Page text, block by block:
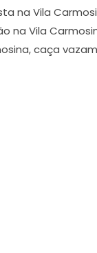
na Vila
na Vila
caça